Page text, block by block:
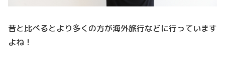
昔と比べるとより多くの方が海外旅行などに行っています
よね！